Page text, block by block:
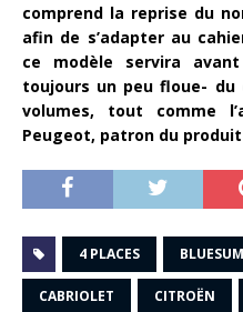
comprend la reprise du
afin de s’adapter au
ce modèle servira
toujours un peu floue-
volumes, tout comme
Peugeot, patron du
4 PLACES
CABRIOLET CITROËN